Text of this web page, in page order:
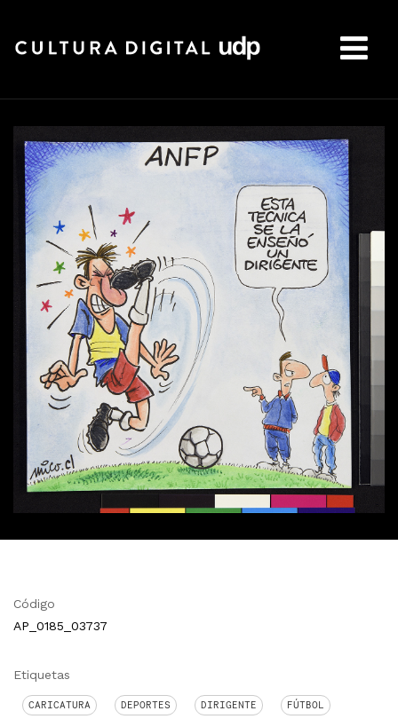
Código
AP_0185_03737
Etiquetas
CARICATURA DEPORTES DIRIGENTE FÚTBOL